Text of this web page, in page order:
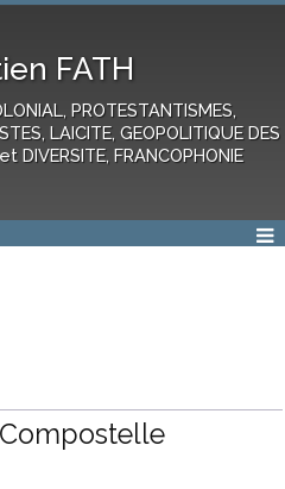
FATH
PROTESTANTISMES,
LAICITE, GEOPOLITIQUE DES
DIVERSITE, FRANCOPHONIE